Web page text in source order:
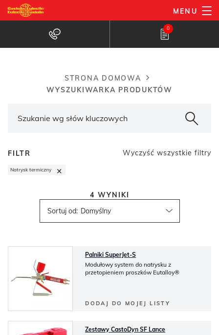
Przejdź
do
MENU
Wyszukiwarka produktów
0
Breadcrumb
STRONA DOMOWA
WYSZUKIWARKA PRODUKTÓW
FILTR Wyczyść wszystkie filtry
Natrysk termiczny ×
Sortuj od:
4 WYNIKI
Palniki SuperJet-S
Modułowy system do natrysku z
przetopieniem proszków Eutalloy®
DODAJ DO MOJEJ LISTY
Zestawy CastoDyn SF Lance